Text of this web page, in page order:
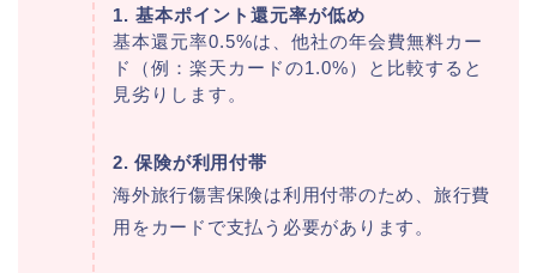
1. 基本ポイント還元率が低め
基本還元率0.5%は、他社の年会費無料カー
ド（例：楽天カードの1.0%）と比較すると
見劣りします。
2. 保険が利用付帯
海外旅行傷害保険は利用付帯のため、旅行費
用をカードで支払う必要があります。